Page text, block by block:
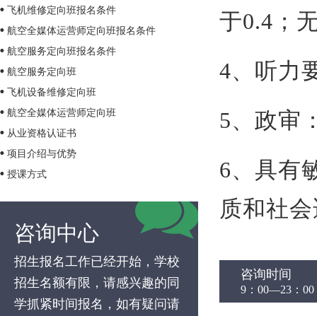
飞机维修定向班报名条件
航空全媒体运营师定向班报名条件
航空服务定向班报名条件
航空服务定向班
飞机设备维修定向班
航空全媒体运营师定向班
从业资格认证书
项目介绍与优势
授课方式
咨询中心
招生报名工作已经开始，学校
招生名额有限，请感兴趣的同
学抓紧时间报名，如有疑问请
于0.4；
4、听力
5、政审
6、具有
质和社
咨询时间
9：00—23：00